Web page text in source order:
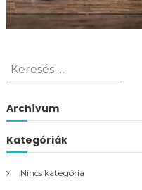
K
e
e
é
Archívum
Kategóriák
Nincs kategória